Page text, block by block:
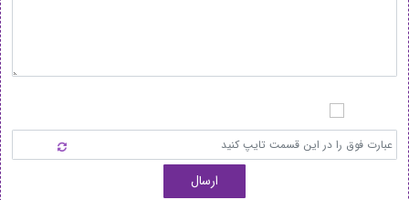
ارسال